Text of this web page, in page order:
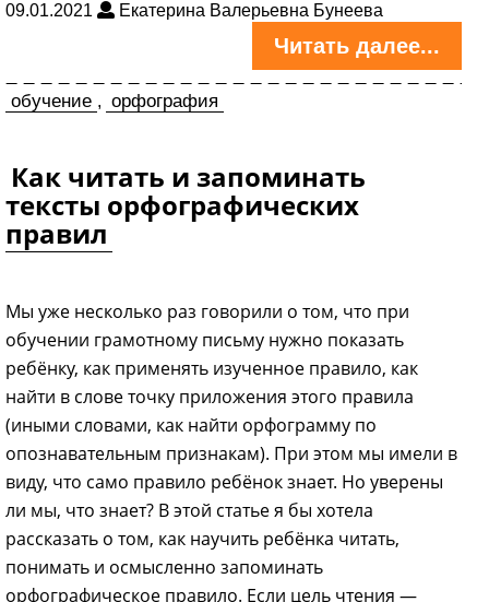
09.01.2021 Екатерина Валерьевна Бунеева
Читать далее...
обучение , орфография
Как читать и запоминать
тексты орфографических
правил
Мы уже несколько раз говорили о том, что при
обучении грамотному письму нужно показать
ребёнку, как применять изученное правило, как
найти в слове точку приложения этого правила
(иными словами, как найти орфограмму по
опознавательным признакам). При этом мы имели в
виду, что само правило ребёнок знает. Но уверены
ли мы, что знает? В этой статье я бы хотела
рассказать о том, как научить ребёнка читать,
понимать и осмысленно запоминать
орфографическое правило. Если цель чтения —